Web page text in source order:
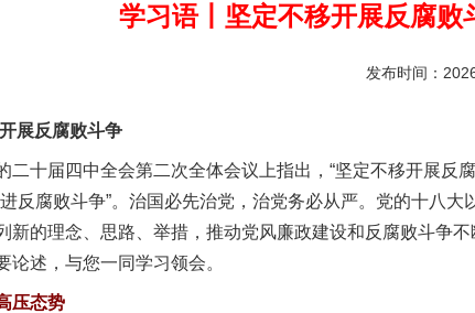
学习语丨坚定不移开展反腐败
发布时间：
反腐败斗争
届四中全会第二次全体会议上指出，“坚定不移开展反
反腐败斗争”。治国必先治党，治党务必从严。党的十八
新的理念、思路、举措，推动党风廉政建设和反腐败斗争
论述，与您一同学习领会。
压态势